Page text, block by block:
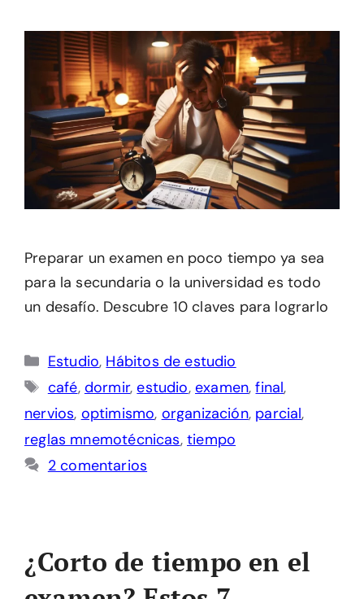
Preparar un examen en poco tiempo ya sea
para la secundaria o la universidad es todo
un desafío. Descubre 10 claves para lograrlo
Categorías
Estudio, Hábitos de estudio
Etiquetas
café, dormir,estudio,examen,final,
nervios, optimismo, organización, parcial,
reglas mnemotécnicas, tiempo
2 comentarios
¿Corto de tiempo en el